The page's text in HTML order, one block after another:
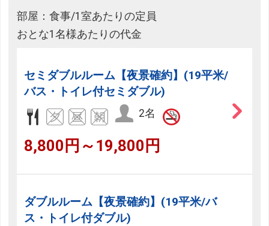
部屋：食事/1室あたりの定員
おとな1名様あたりの代金
セミダブルルーム【夜景確約】(19平米/
バス・トイレ付セミダブル)
2名
8,800円～19,800円
ダブルルーム【夜景確約】(19平米/バ
ス・トイレ付ダブル)